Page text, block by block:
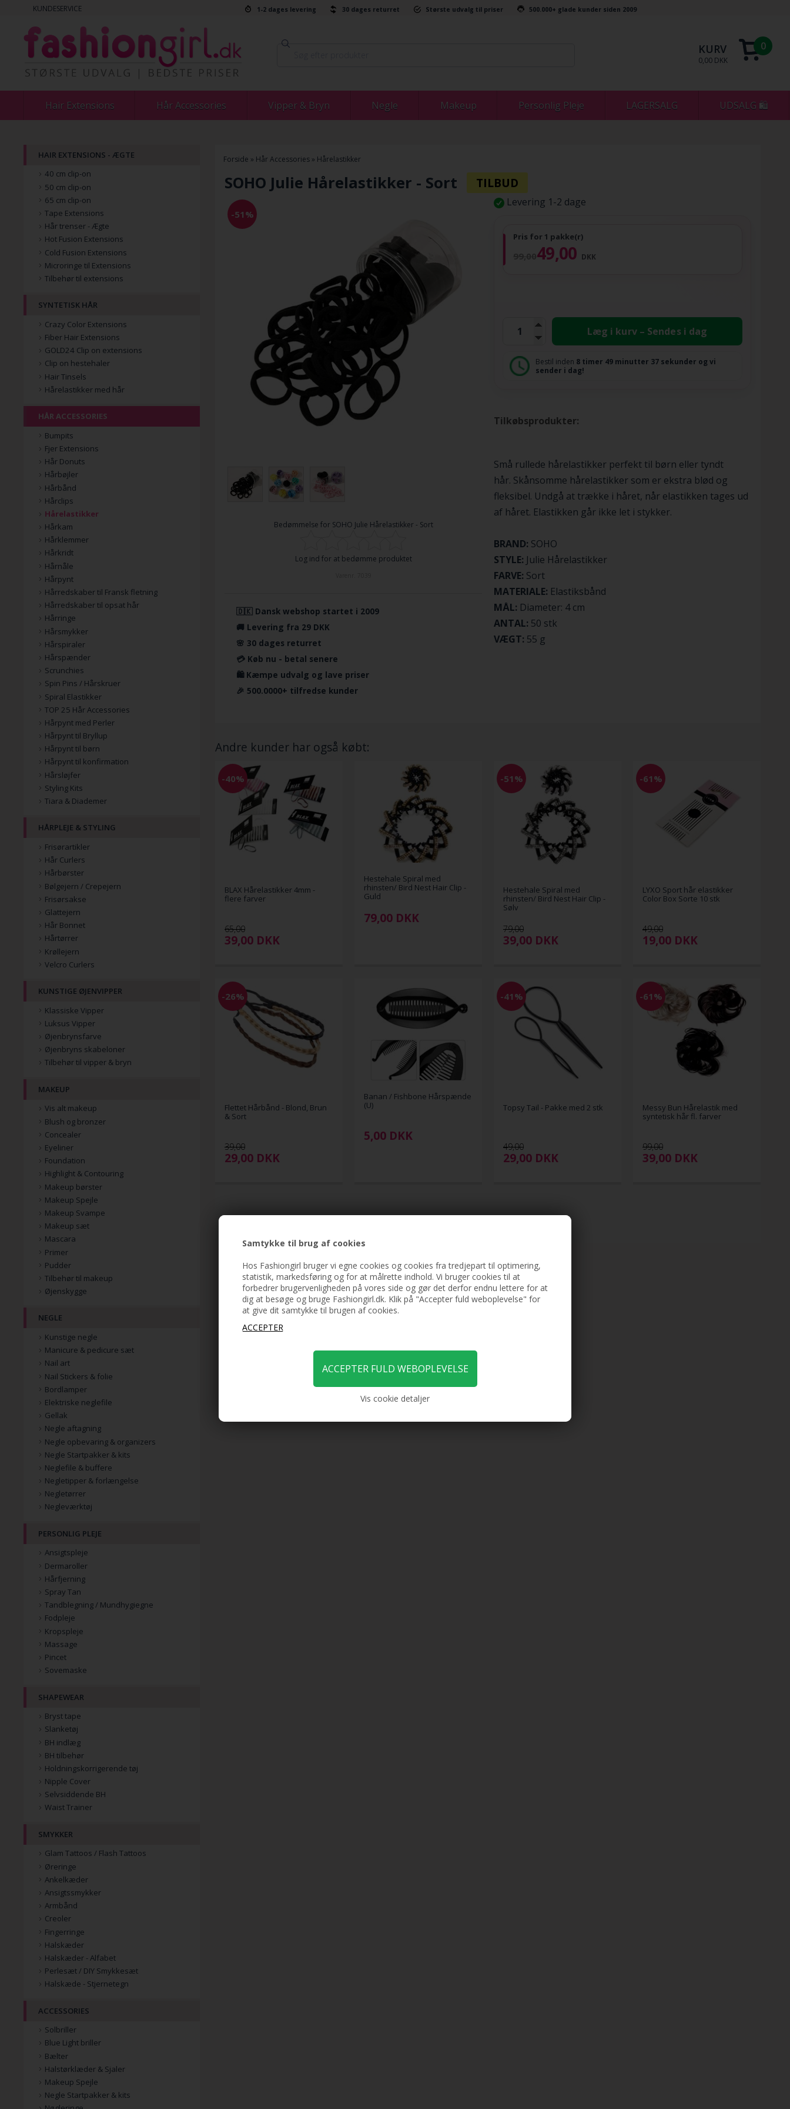
Samtykke til brug af cookies
Hos Fashiongirl bruger vi egne cookies og cookies fra tredjepart til optimering,
statistik, markedsføring og for at målrette indhold. Vi bruger cookies til at
forbedrer brugervenligheden på vores side og gør det derfor endnu lettere for at
dig at besøge og bruge Fashiongirl.dk. Klik på "Accepter fuld weboplevelse" for
at give dit samtykke til brugen af cookies.
Vis cookie detaljer
KUNDESERVICE 1-2 dages levering 30 dages returret Største udvalg til priser 500.000+ glade kunder siden 2009
KURV
0,00 DKK
0
Hair Extensions Hår Accessories Vipper & Bryn Negle Makeup Personlig Pleje LAGERSALG UDSALG 🛍
Forside » Hår Accessories» Hårelastikker
SOHO Julie Hårelastikker - Sort
-51%
Bedømmelse for SOHO Julie Hårelastikker - Sort
Log ind for at bedømme produktet
🇩🇰 Dansk webshop startet i 2009
🚚 Levering fra 29 DKK
🌸 30 dages returret
💳 Køb nu - betal senere
🛍️ Kæmpe udvalg og lave priser
🎉 500.0000+ tilfredse kunder
Levering 1-2 dage
Pris for 1 pakke(r)
49,00 DKK
Læg i kurv – Sendes i dag
Bestil inden 8 timer 49 minutter 37 sekunder og vi
sender i dag!
Tilkøbsprodukter:
Små rullede hårelastikker perfekt til børn eller tyndt
hår. Skånsomme hårelastikker som er ekstra blød og
fleksibel. Undgå at trække i håret, når elastikken tages ud
af håret. Elastikken går ikke let i stykker.
BRAND: SOHO
STYLE: Julie Hårelastikker
FARVE: Sort
MATERIALE: Elastiksbånd
MÅL: Diameter: 4 cm
ANTAL: 50 stk
VÆGT: 55 g
Andre kunder har også købt:
-40%
BLAX Hårelastikker 4mm -
flere farver
65,00
39,00 DKK
Hestehale Spiral med
rhinsten/ Bird Nest Hair Clip -
Guld
79,00 DKK
-51%
Hestehale Spiral med
rhinsten/ Bird Nest Hair Clip -
Sølv
79,00
39,00 DKK
-61%
LYXO Sport hår elastikker
Color Box Sorte 10 stk
49,00
19,00 DKK
-26%
Flettet Hårbånd - Blond, Brun
& Sort
39,00
29,00 DKK
Banan / Fishbone Hårspænde
(U)
5,00 DKK
-41%
Topsy Tail - Pakke med 2 stk
49,00
29,00 DKK
-61%
Messy Bun Hårelastik med
syntetisk hår fl. farver
99,00
39,00 DKK
HAIR EXTENSIONS - ÆGTE
40 cm clip-on
50 cm clip-on
65 cm clip-on
Tape Extensions
Hår trenser - Ægte
Hot Fusion Extensions
Cold Fusion Extensions
Microringe til Extensions
Tilbehør til extensions
SYNTETISK HÅR
Crazy Color Extensions
Fiber Hair Extensions
GOLD24 Clip on extensions
Clip on hestehaler
Hair Tinsels
Hårelastikker med hår
HÅR ACCESSORIES
Bumpits
Fjer Extensions
Hår Donuts
Hårbøjler
Hårbånd
Hårclips
Hårelastikker
Hårkam
Hårklemmer
Hårkridt
Hårnåle
Hårpynt
Hårredskaber til Fransk fletning
Hårredskaber til opsat hår
Hårringe
Hårsmykker
Hårspiraler
Hårspænder
Scrunchies
Spin Pins / Hårskruer
Spiral Elastikker
TOP 25 Hår Accessories
Hårpynt med Perler
Hårpynt til Bryllup
Hårpynt til børn
Hårpynt til konfirmation
Hårsløjfer
Styling Kits
Tiara & Diademer
HÅRPLEJE & STYLING
Frisørartikler
Hår Curlers
Hårbørster
Bølgejern / Crepejern
Frisørsakse
Glattejern
Hår Bonnet
Hårtørrer
Krøllejern
Velcro Curlers
KUNSTIGE ØJENVIPPER
Klassiske Vipper
Luksus Vipper
Øjenbrynsfarve
Øjenbryns skabeloner
Tilbehør til vipper & bryn
MAKEUP
Vis alt makeup
Blush og bronzer
Concealer
Eyeliner
Foundation
Highlight & Contouring
Makeup børster
Makeup Spejle
Makeup Svampe
Makeup sæt
Mascara
Primer
Pudder
Tilbehør til makeup
Øjenskygge
NEGLE
Kunstige negle
Manicure & pedicure sæt
Nail art
Nail Stickers & folie
Bordlamper
Elektriske neglefile
Gellak
Negle aftagning
Negle opbevaring & organizers
Negle Startpakker & kits
Neglefile & buffere
Negletipper & forlængelse
Negletørrer
Negleværktøj
PERSONLIG PLEJE
Ansigtspleje
Dermaroller
Hårfjerning
Spray Tan
Tandblegning / Mundhygiegne
Fodpleje
Kropspleje
Massage
Pincet
Sovemaske
SHAPEWEAR
Bryst tape
Slanketøj
BH indlæg
BH tilbehør
Holdningskorrigerende tøj
Nipple Cover
Selvsiddende BH
Waist Trainer
SMYKKER
Glam Tattoos / Flash Tattoos
Øreringe
Ankelkæder
Ansigtssmykker
Armbånd
Creoler
Fingerringe
Halskæder
Halskæder - Alfabet
Perlesæt / DIY Smykkesæt
Halskæde - Stjernetegn
ACCESSORIES
Solbriller
Blue Light briller
Bælter
Halstørklæder & Sjaler
Makeup Spejle
Negle Startpakker & kits